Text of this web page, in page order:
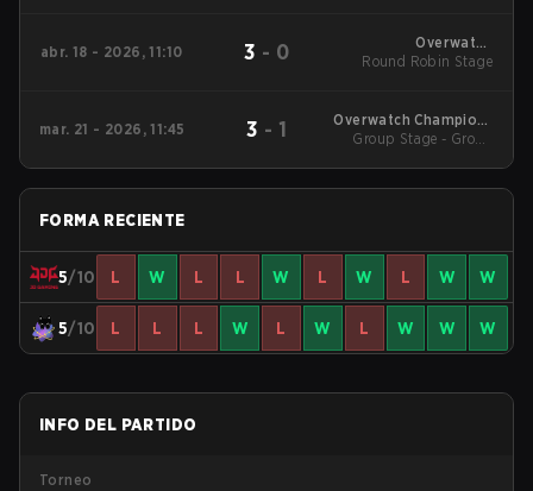
abr. 18 - 2026, 11:10 3 - 0
Overwatch
Champions Series -
Round Robin Stage
mar. 21 - 2026, 11:45 3 - 1
Overwatch Champions
Series - China Stage 1
Group Stage - Group
FORMA RECIENTE
5/10 L W L L W L W L W W
5/10 L L L W L W L W W W
INFO DEL PARTIDO
Torneo